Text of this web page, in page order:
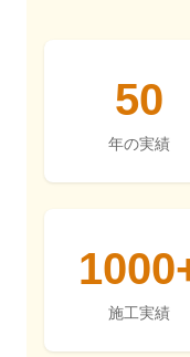
50
年の実績
施工実績